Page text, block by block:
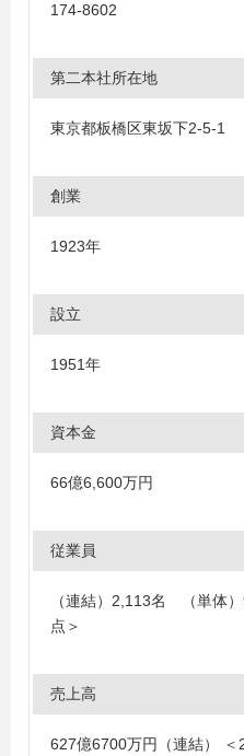
174-8602
第二本社所在地
東京都板橋区東坂下2-5-1
創業
1923年
設立
1951年
資本金
66億6,600万円
従業員
（連結）2,113名 （単体
点＞
売上高
627億6700万円（連結） ＜